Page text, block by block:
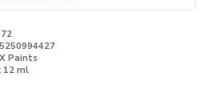
Paints
12 ml